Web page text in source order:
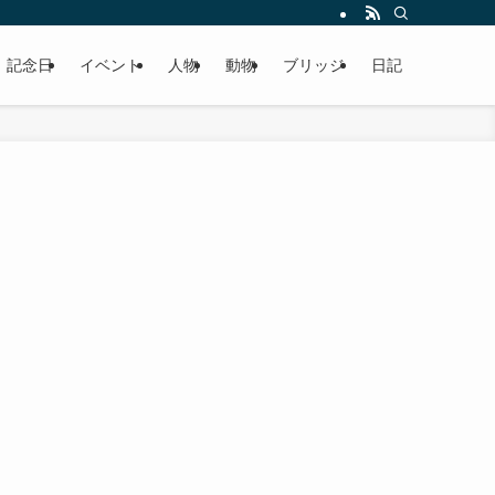
記念日 イベント 人物 動物 ブリッジ 日記